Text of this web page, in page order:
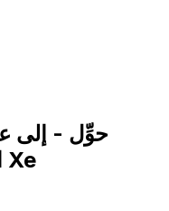
اللاري الجورجي | إكس إي Xe